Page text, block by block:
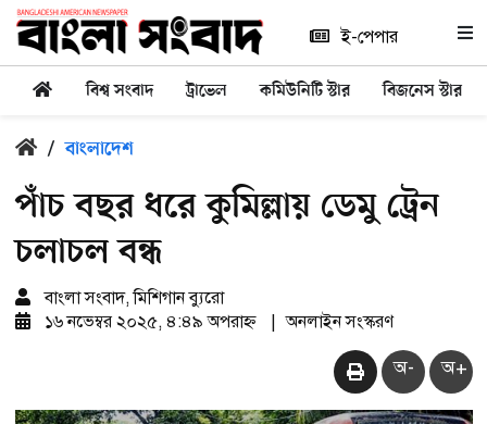
ই-পেপার
বিশ্ব সংবাদ ট্রাভেল কমিউনিটি স্টার বিজনেস স্টার
/ বাংলাদেশ
পাঁচ বছর ধরে কুমিল্লায় ডেমু ট্রেন
চলাচল বন্ধ
বাংলা সংবাদ, মিশিগান ব্যুরো
১৬ নভেম্বর ২০২৫, ৪:৪৯ অপরাহ্ন
অনলাইন সংস্করণ
অ- অ+